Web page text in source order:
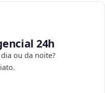
24h
ou da noite?